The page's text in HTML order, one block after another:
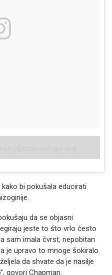
bi pokušala educirati
da se objasni
jeste to što vrlo često
sam imala čvrst, nepobitan
je upravo to mnoge šokiralo.
da shvate da je nasilje
govori Chapman.